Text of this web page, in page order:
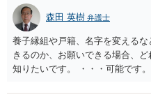
森田 英樹 弁護士
養子縁組や戸籍、名字を変える
きるのか、お願いできる場合、
知りたいです。 ・・・可能です
ています。 やはり、成人した子